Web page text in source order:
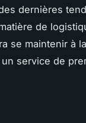
dernières
de
se maintenir à
service de